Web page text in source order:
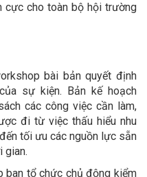
cực cho toàn bộ hội trường
bài bản quyết định
sự kiện. Bản kế hoạch
các công việc cần làm,
đi từ việc thấu hiểu nhu
tối ưu các nguồn lực sẵn
gian.
ban tổ chức chủ động kiểm